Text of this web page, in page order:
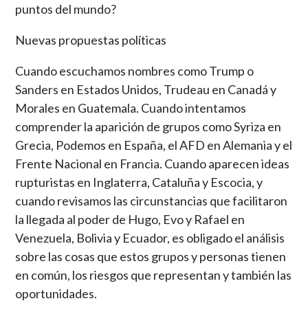
puntos del mundo?
Nuevas propuestas políticas
Cuando escuchamos nombres como Trump o
Sanders en Estados Unidos, Trudeau en Canadá y
Morales en Guatemala. Cuando intentamos
comprender la aparición de grupos como Syriza en
Grecia, Podemos en España, el AFD en Alemania y el
Frente Nacional en Francia. Cuando aparecen ideas
rupturistas en Inglaterra, Cataluña y Escocia, y
cuando revisamos las circunstancias que facilitaron
la llegada al poder de Hugo, Evo y Rafael en
Venezuela, Bolivia y Ecuador, es obligado el análisis
sobre las cosas que estos grupos y personas tienen
en común, los riesgos que representan y también las
oportunidades.